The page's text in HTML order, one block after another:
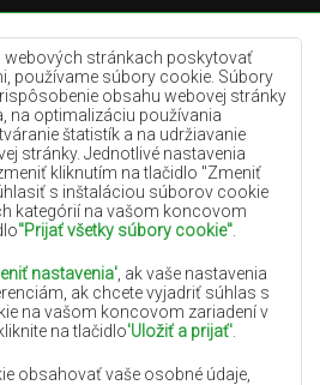
webových stránkach poskytovať
používame súbory cookie. Súbory
obsahu webovej stránky
na optimalizáciu používania
štatistík a na udržiavanie
stránky. Jednotlivé nastavenia
kliknutím na tlačidlo "Zmeniť
s inštaláciou súborov cookie
kategórií na vašom koncovom
"Prijať všetky súbory cookie"
nastavenia' , ak vaše nastavenia
ak chcete vyjadriť súhlas s
na vašom koncovom zariadení v
na tlačidlo'Uložiť a prijať'
obsahovať vaše osobné údaje,
koberce
koberce
Žlté koberce
koberce
koberce
koberce
koberce
koberce
koberce
koberce
koberce